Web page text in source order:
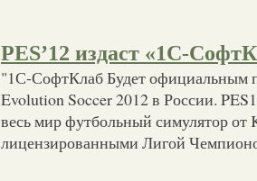
PES’12 издаст «1С-
"1С-СофтКлаб Будет официальным
Evolution Soccer 2012 в России.
весь мир футбольный симулятор от
лицензированными Лигой